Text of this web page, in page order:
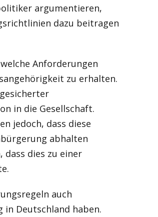
argumentieren,
dazu beitragen
Anforderungen
zu erhalten.
in die Gesellschaft.
jedoch, dass diese
abhalten
dies zu einer
auch
in Deutschland haben.